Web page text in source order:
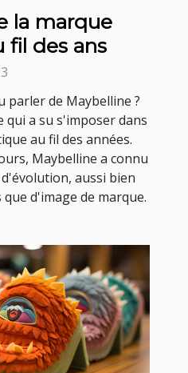
la marque
fil des ans
parler de Maybelline ?
qui a su s'imposer dans
au fil des années.
Maybelline a connu
aussi bien
d'image de marque.